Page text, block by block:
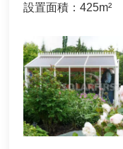
設置面積：425m²